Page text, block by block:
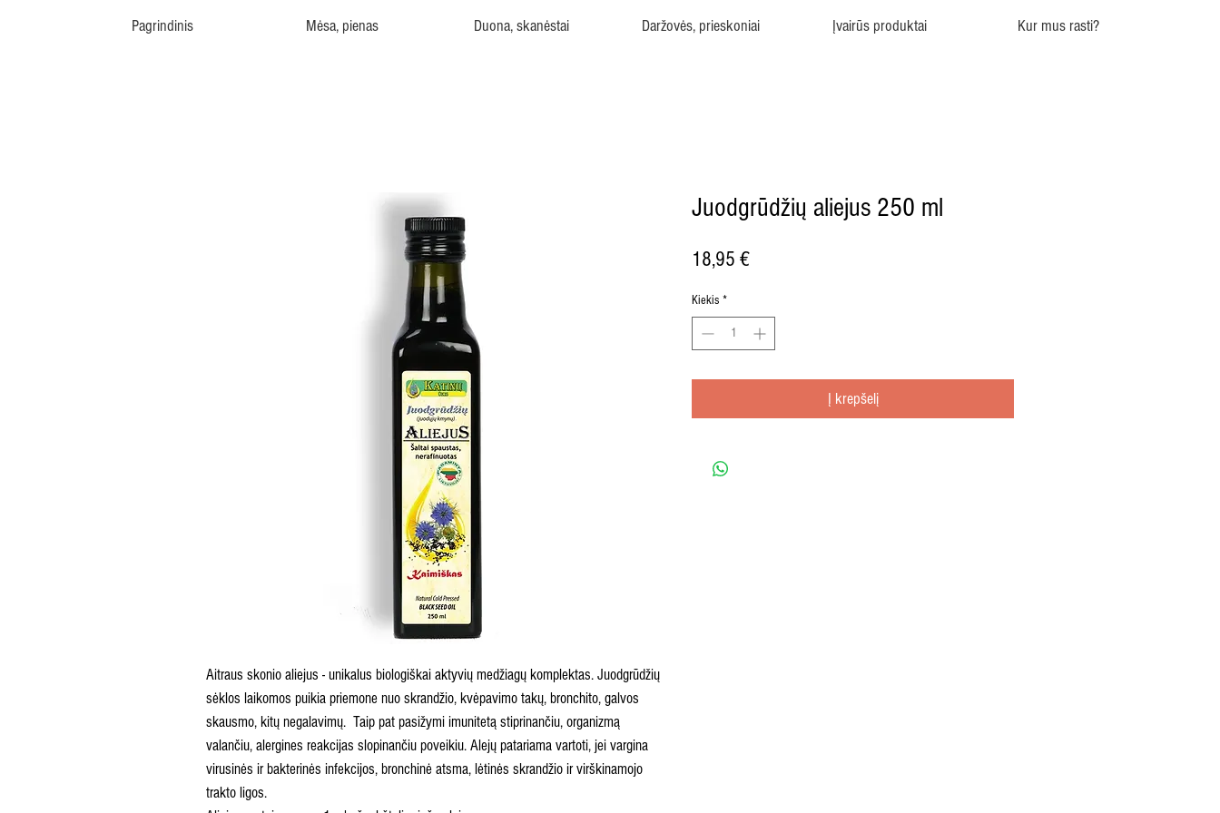
Pagrindinis Mėsa, pienas Duona, skanėstai Daržovės, prieskoniai Įvairūs produktai Kur mus rasti?
Aitraus skonio aliejus - unikalus biologiškai aktyvių medžiagų komplektas. Juodgrūdžių
sėklos laikomos puikia priemone nuo skrandžio, kvėpavimo takų, bronchito, galvos
skausmo, kitų negalavimų. Taip pat pasižymi imunitetą stiprinančiu, organizmą
valančiu, alergines reakcijas slopinančiu poveikiu. Alejų patariama vartoti, jei vargina
virusinės ir bakterinės infekcijos, bronchinė atsma, lėtinės skrandžio ir virškinamojo
trakto ligos.
Juodgrūdžių aliejus 250 ml
18,95 €Price
Kiekis *
Į krepšelį